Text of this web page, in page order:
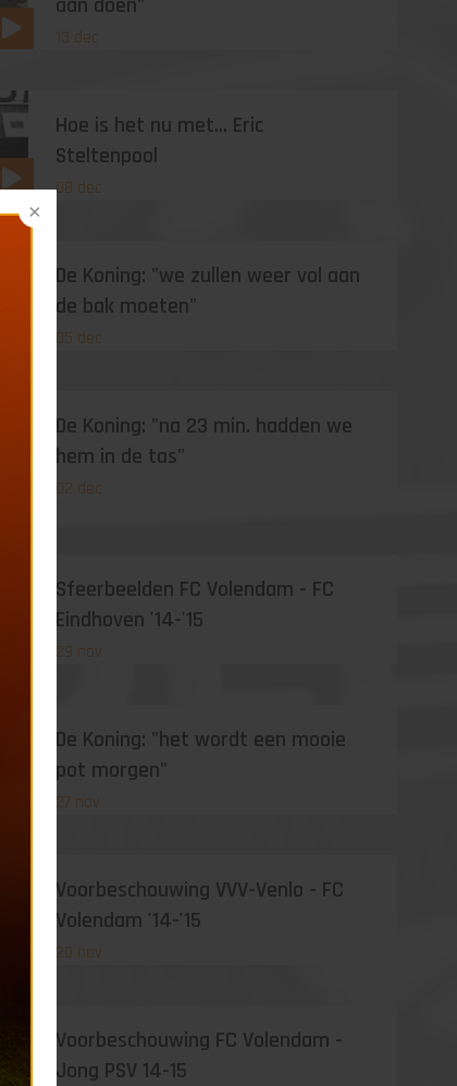
13 dec
Hoe is het nu met... Eric
Steltenpool
08 dec
De Koning: "we zullen weer vol aan
de bak moeten"
05 dec
De Koning: "na 23 min. hadden we
hem in de tas"
02 dec
Sfeerbeelden FC Volendam - FC
Eindhoven '14-'15
29 nov
De Koning: "het wordt een mooie
pot morgen"
27 nov
Voorbeschouwing VVV-Venlo - FC
Volendam '14-'15
20 nov
Voorbeschouwing FC Volendam -
Jong PSV 14-15